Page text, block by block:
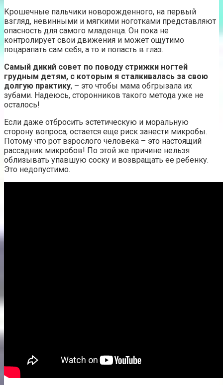
Крошечные пальчики новорожденного, на первый
взгляд, невинными и мягкими ноготками представляют
опасность для самого младенца. Он пока не
контролирует свои движения и может ощутимо
поцарапать сам себя, а то и попасть в глаз.
Самый дикий совет по поводу стрижки ногтей
грудным детям, с которым я сталкивалась за свою
долгую практику, – это чтобы мама обгрызала их
зубами. Надеюсь, сторонников такого метода уже не
осталось!
Если даже отбросить эстетическую и моральную
сторону вопроса, остается еще риск занести микробы.
Потому что рот взрослого человека – это настоящий
рассадник микробов! По этой же причине нельзя
облизывать упавшую соску и возвращать ее ребенку.
Это недопустимо.